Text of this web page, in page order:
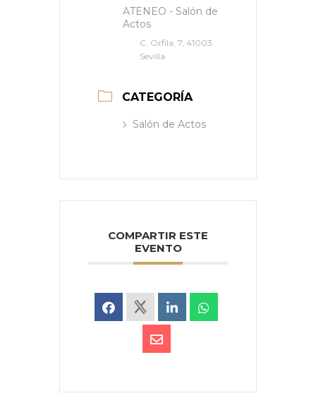
ATENEO - Salón de
Actos
C. Orfila, 7, 41003
Sevilla
CATEGORÍA
Salón de Actos
COMPARTIR ESTE
EVENTO